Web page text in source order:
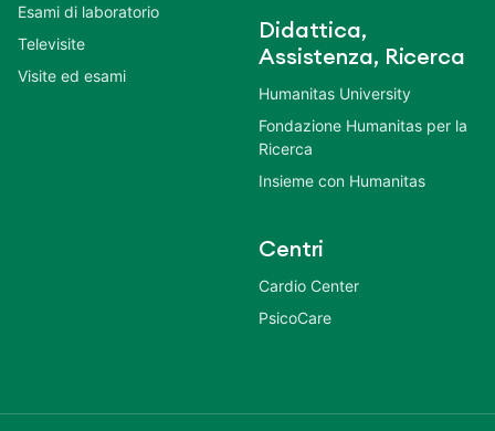
Esami di laboratorio
Televisite
Visite ed esami
Didattica,
Assistenza, Ricerca
Humanitas University
Fondazione Humanitas per la
Ricerca
Insieme con Humanitas
Centri
Cardio Center
PsicoCare